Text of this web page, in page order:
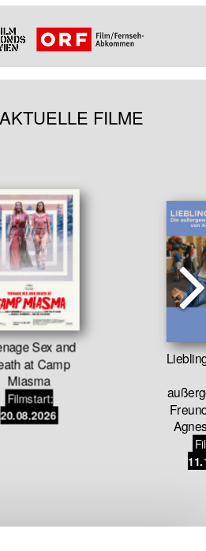
AKTUELLE FILME
Sex and
at Camp
Miasma
Filmstart:
20.08.2026